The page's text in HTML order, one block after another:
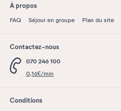
À propos
FAQ Séjour en groupe Plan du site
Contactez-nous
070 246 100
0,16€/min
Conditions